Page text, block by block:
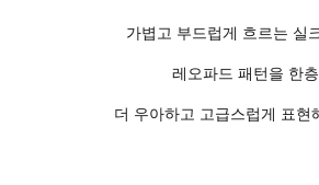
가볍고 부드럽게 흐르는 실
레오파드 패턴을 한층
더 우아하고 고급스럽게 표현